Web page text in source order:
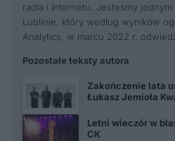
radia i Internetu. Jesteśmy
Lublinie, który według wyników
Analytics, w marcu 2022 r.
Pozostałe teksty autora
Zakończenie lata
Łukasz Jemioła
Letni wieczór w
CK